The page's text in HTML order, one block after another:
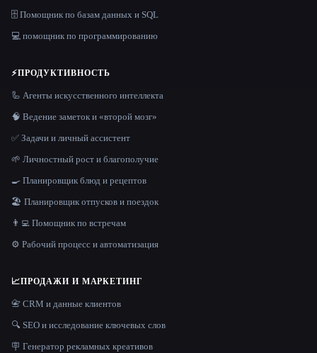
🗄️ Помощник по базам данных и SQL
💻 помощник по программированию
⚡ПРОДУКТИВНОСТЬ
🦾 Агенты искусственного интеллекта
🧠 Ведение заметок и «второй мозг»
✅ Задачи и личный ассистент
🌱 Личностный рост и благополучие
🍳 Планировщик блюд и рецептов
🏖 Планировщик отпусков и поездок
👨‍💻 Помощник по встречам
⚙️ Рабочий процесс и автоматизация
📈ПРОДАЖИ И МАРКЕТИНГ
📇 CRM и данные клиентов
🔍 SEO и исследование ключевых слов
🪧 Генератор рекламных креативов